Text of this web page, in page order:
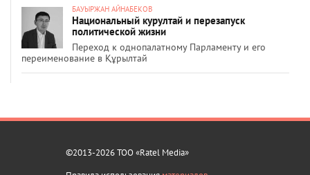
БАУЫРЖАН АЙНАБЕКОВ
Национальный курултай и перезапуск
политической жизни
Переход к однопалатному Парламенту и его
переименование в Құрылтай
©2013-2026 ТОО «Ratel Media»